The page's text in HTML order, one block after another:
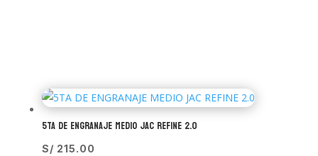
5TA DE ENGRANAJE MEDIO JAC REFINE 2.0
S/ 215.00